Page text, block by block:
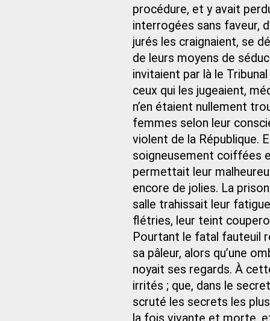
procédure, et y avait
interrogées sans faveur,
jurés les craignaient, se
de leurs moyens de
invitaient par là le
ceux qui les jugeaient,
n’en étaient nullement
femmes selon leur
violent de la République.
soigneusement coiffées
permettait leur
encore de jolies. La
salle trahissait leur
flétries, leur teint
Pourtant le fatal fauteuil
sa pâleur, alors qu’une
noyait ses regards. À
irrités ; que, dans le
scruté les secrets les